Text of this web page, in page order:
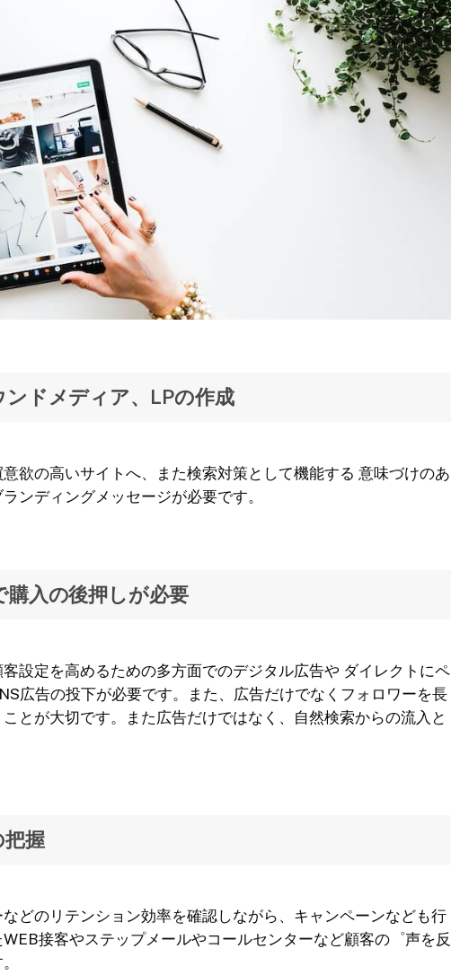
ンドメディア、LPの作成
欲の高いサイトへ、また検索対策として機能する 意味づけのあ
ンディングメッセージが必要です。
購入の後押しが必要
設定を高めるための多方面でのデジタル広告や ダイレクトにペ
広告の投下が必要です。また、広告だけでなくフォロワーを長
とが大切です。また広告だけではなく、自然検索からの流入と
握
どのリテンション効率を確認しながら、キャンペーンなども行
接客やステップメールやコールセンターなど顧客の゜声を反